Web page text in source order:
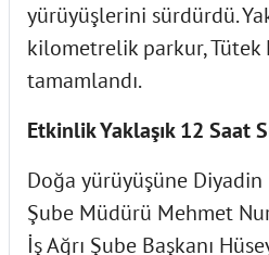
yürüyüşlerini sürdürdü.
kilometrelik parkur, Tütek
tamamlandı.
Etkinlik Yaklaşık 12 Saat
Doğa yürüyüşüne
Şube Müdürü Mehmet
İş Ağrı Şube Başkanı